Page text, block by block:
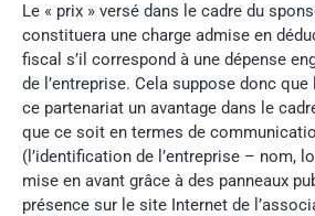
Le « prix » versé dans le cadre du
constituera une charge admise en
fiscal s’il correspond à une dépense
de l’entreprise. Cela suppose donc que
ce partenariat un avantage dans le
que ce soit en termes de
(l’identification de l’entreprise – nom,
mise en avant grâce à des panneaux
présence sur le site Internet de